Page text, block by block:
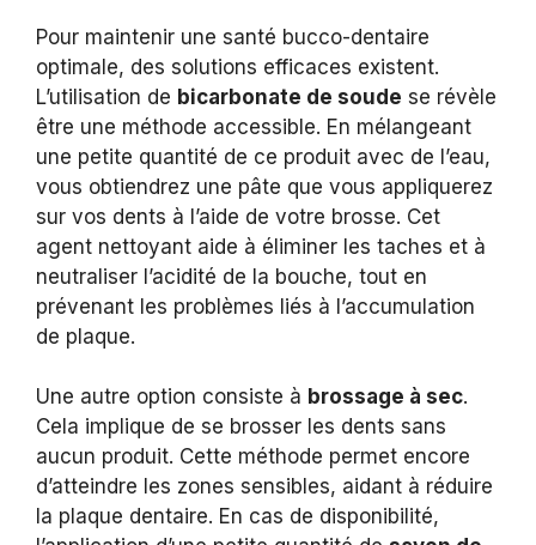
Pour maintenir une santé bucco-dentaire
optimale, des solutions efficaces existent.
L’utilisation de bicarbonate de soude se révèle
être une méthode accessible. En mélangeant
une petite quantité de ce produit avec de l’eau,
vous obtiendrez une pâte que vous appliquerez
sur vos dents à l’aide de votre brosse. Cet
agent nettoyant aide à éliminer les taches et à
neutraliser l’acidité de la bouche, tout en
prévenant les problèmes liés à l’accumulation
de plaque.
Une autre option consiste à brossage à sec.
Cela implique de se brosser les dents sans
aucun produit. Cette méthode permet encore
d’atteindre les zones sensibles, aidant à réduire
la plaque dentaire. En cas de disponibilité,